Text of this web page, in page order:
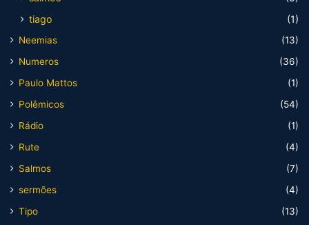
tiago
(1)
Neemias
(13)
Numeros
(36)
Paulo Mattos
(1)
Polêmicos
(54)
Rádio
(1)
Rute
(4)
Salmos
(7)
sermões
(4)
Tipo
(13)